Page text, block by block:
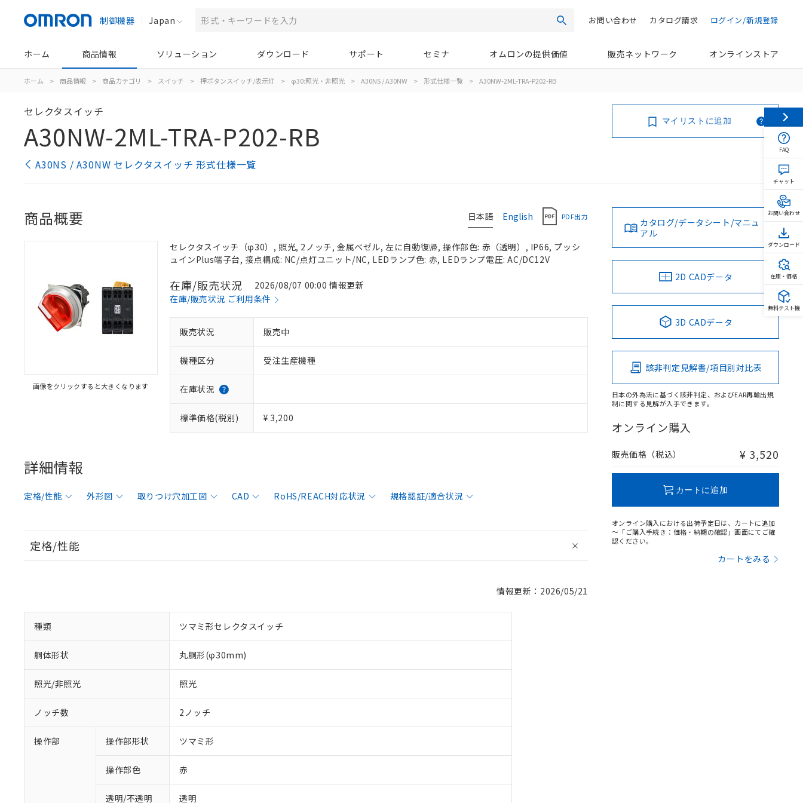
制御機器 Japan 検索 ログイン/新規登録
カタログ請求
お問い合わせ
ホーム 商品情報 ソリューション ダウンロード サポート セミナ オムロンの提供価値 販売ネットワーク オンラインストア
ホーム > 商品情報 > 商品カテゴリ > スイッチ > 押ボタンスイッチ/表示灯 > φ30:照光・非照光 > A30NS / A30NW > 形式仕様一覧 > A30NW-2ML-TRA-P202-RB
セレクタスイッチ
A30NW-2ML-TRA-P202-RB
A30NS / A30NW セレクタスイッチ 形式仕様一覧
マイリストに追加
日本語 English PDF出力
商品概要
画像をクリックすると大きくなります
セレクタスイッチ（φ30）, 照光, 2ノッチ, 金属ベゼル, 左に自動復帰, 操作部色: 赤（透明）, IP66, プッシ
ュインPlus端子台, 接点構成: NC/点灯ユニット/NC, LEDランプ色: 赤, LEDランプ電圧: AC/DC12V
在庫/販売状況
2026/08/07 00:00 情報更新
在庫/販売状況 ご利用条件
販売状況 販売中
機種区分 受注生産機種
在庫状況
標準価格(税別) ¥ 3,200
詳細情報
定格/性能 外形図 取りつけ穴加工図 CAD RoHS/REACH対応状況 規格認証/適合状況
定格/性能
情報更新：2026/05/21
種類 ツマミ形セレクタスイッチ
胴体形状 丸胴形(φ30mm)
照光/非照光 照光
ノッチ数 2ノッチ
操作部 操作部形状 ツマミ形
操作部色 赤
透明/不透明 透明
カタログ/データシート/マニュ
アル
2D CADデータ
3D CADデータ
該非判定見解書/項目別対比表
日本の外為法に基づく該非判定、およびEAR再輸出規
制に関する見解が入手できます。
オンライン購入
販売価格（税込） ¥ 3,520
カートに追加
オンライン購入における出荷予定日は、カートに追加
～「ご購入手続き：価格・納期の確認」画面にてご確
認ください。
カートをみる
FAQ
チャット
お問い合わせ
ダウンロード
在庫・価格
無料テスト機